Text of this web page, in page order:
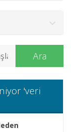
Ara
'veri